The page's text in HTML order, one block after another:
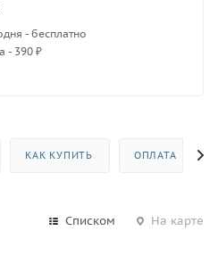
- бесплатно
- 390 ₽
КАК КУПИТЬ ОПЛАТА
Списком На карте